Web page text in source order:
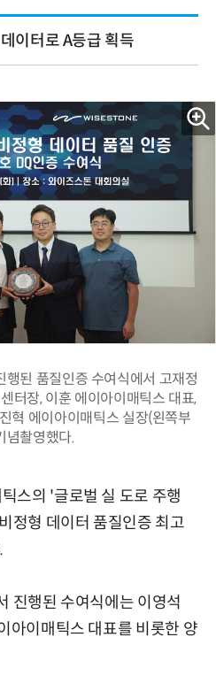
이터로 A등급 획득
된 품질인증 수여식에서 고재정
터장, 이훈 에이아이매틱스 대표,
혁 에이아이매틱스 실장(왼쪽부
념촬영했다.
스의 '글로벌 실 도로 주행
정형 데이터 품질인증 최고
진행된 수여식에는 이영석
아이매틱스 대표를 비롯한 양